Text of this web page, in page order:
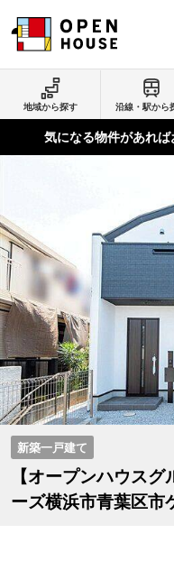
地域から探す 沿線・駅から
気になる物件があれば
新築一戸建て
【オープンハウス
ーズ横浜市青葉区市